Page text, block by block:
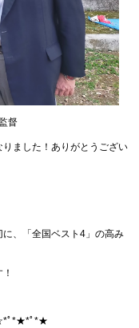
督
ました！ありがとうござい
、「全国ベスト4」の高み
ﾟ*★*ﾟ*★